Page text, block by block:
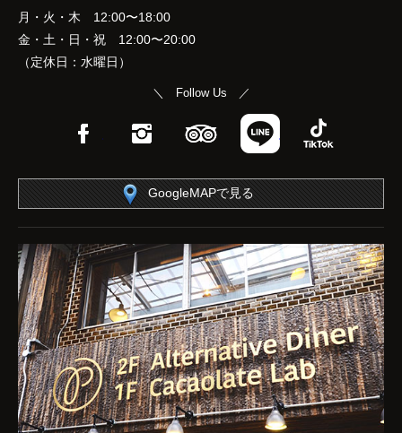
月・火・木 12:00〜18:00
金・土・日・祝 12:00〜20:00
（定休日：水曜日）
＼ Follow Us ／
FacebookInstagramTripAdvisor
LINE
GoogleMAPで見る